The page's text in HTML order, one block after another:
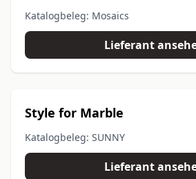
Katalogbeleg: Mosaics
Lieferant
Style for Marble
Katalogbeleg: SUNNY
Lieferant